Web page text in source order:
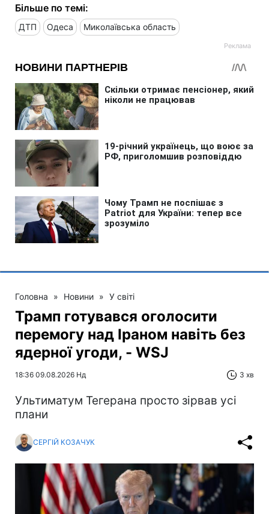
Більше по темі:
ДТП Одеса Миколаївська область
Головна » Новини » У світі
Трамп готувався оголосити
перемогу над Іраном навіть без
ядерної угоди, - WSJ
18:36 09.08.2026 Нд 3 хв
Ультиматум Тегерана просто зірвав усі
плани
СЕРГІЙ КОЗАЧУК